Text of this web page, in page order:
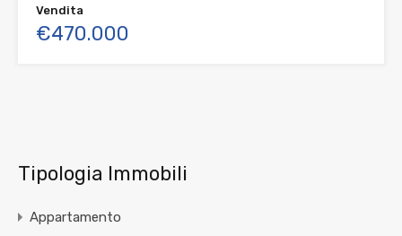
Vendita
€470.000
Tipologia Immobili
Appartamento